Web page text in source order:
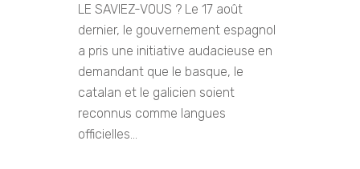
LE SAVIEZ-VOUS ? Le 17 août
dernier, le gouvernement espagnol
a pris une initiative audacieuse en
demandant que le basque, le
catalan et le galicien soient
reconnus comme langues
officielles...